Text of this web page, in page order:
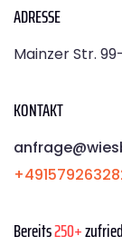
ADRESSE
Mainzer Str.
KONTAKT
Bereits250+